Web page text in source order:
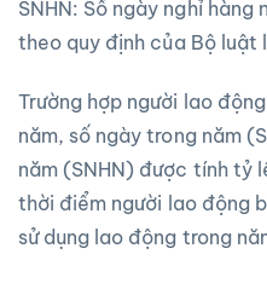
SNHN: Số ngày nghỉ
theo quy định của Bộ luật
Trường hợp người lao
năm, số ngày trong năm
năm (SNHN) được tính tỷ
thời điểm người lao động
sử dụng lao động trong